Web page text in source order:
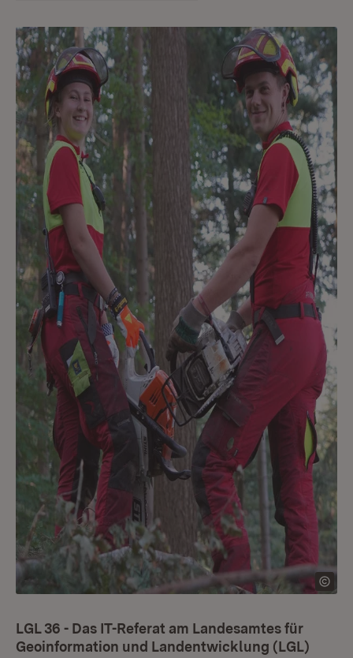
LGL 36 - Das IT-Referat am Landesamtes für
Geoinformation und Landentwicklung (LGL)